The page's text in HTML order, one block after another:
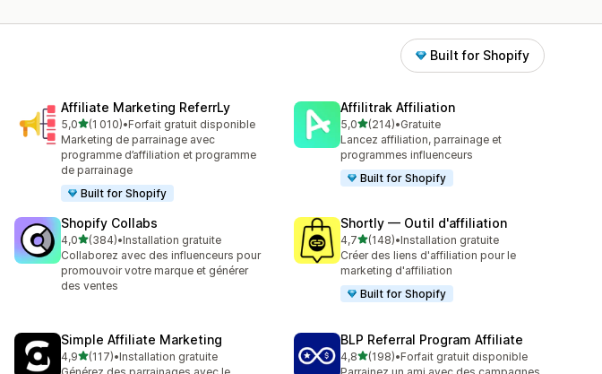
Built for Shopify
Affiliate Marketing ReferrLy
5,0étoile(s) sur 5
(1 010)
1010 avis au total
•Forfait gratuit disponible
Marketing de parrainage avec
programme d’affiliation et programme
de parrainage
Built for Shopify
Affilitrak Affiliation
5,0étoile(s) sur 5
(214)
214 avis au total
•Gratuite
Lancez affiliation, parrainage et
programmes influenceurs
Built for Shopify
Shopify Collabs
4,0étoile(s) sur 5
(384)
384 avis au total
•Installation gratuite
Collaborez avec des influenceurs pour
promouvoir votre marque et générer
des ventes
Shortly — Outil d'affiliation
4,7étoile(s) sur 5
(148)
148 avis au total
•Installation gratuite
Créer des liens d'affiliation pour le
marketing d'affiliation
Built for Shopify
Simple Affiliate Marketing
4,9étoile(s) sur 5
(117)
117 avis au total
•Installation gratuite
BLP Referral Program Affiliate
4,8étoile(s) sur 5
(198)
198 avis au total
•Forfait gratuit disponible